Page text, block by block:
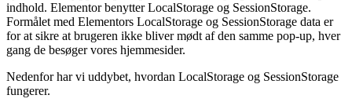
indhold. Elementor benytter LocalStorage og SessionStorage.
Formålet med Elementors LocalStorage og SessionStorage data er
for at sikre at brugeren ikke bliver mødt af den samme pop-up, hver
gang de besøger vores hjemmesider.
Nedenfor har vi uddybet, hvordan LocalStorage og SessionStorage
fungerer.